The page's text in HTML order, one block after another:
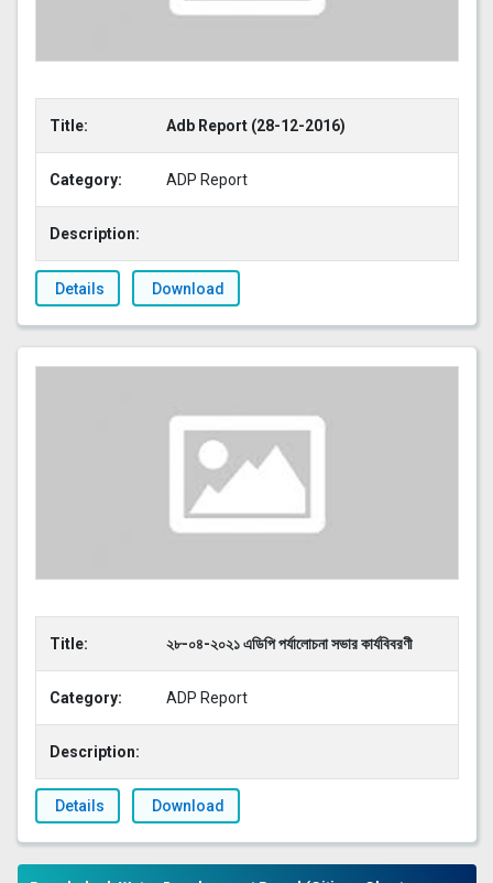
Title: Adb Report (28-12-2016)
Category: ADP Report
Description:
Details Download
Title: ২৮-০৪-২০২১ এডিপি পর্যালোচনা সভার কার্যবিবরণী
Category: ADP Report
Description:
Details Download